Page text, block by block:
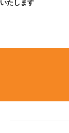
いたします